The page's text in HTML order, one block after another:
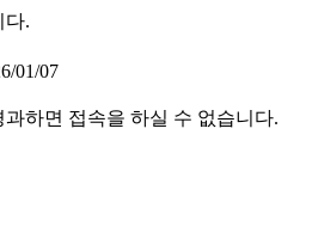
다.
01/07
하면 접속을 하실 수 없습니다.